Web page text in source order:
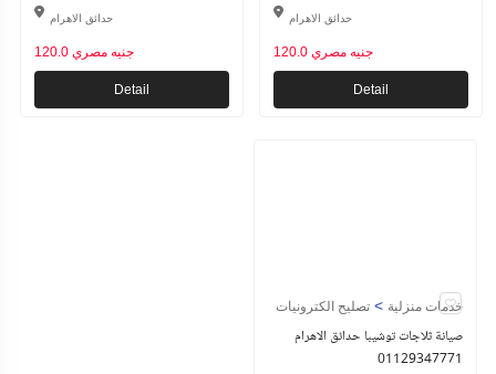
حدائق الاهرام
120.0 جنيه مصري
Detail
حدائق الاهرام
120.0 جنيه مصري
Detail
خدمات منزلية > تصليح الكترونيات
صيانة ثلاجات توشيبا حدائق الاهرام
01129347771